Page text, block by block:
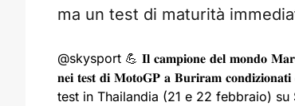
ma un test di maturità
@skysport 💪 𝐈𝐥 𝐜𝐚𝐦𝐩𝐢𝐨𝐧𝐞 𝐝𝐞𝐥 𝐦𝐨𝐧𝐝𝐨
𝐧𝐞𝐢 𝐭𝐞𝐬𝐭 𝐝𝐢 𝐌𝐨𝐭𝐨𝐆𝐏 𝐚 𝐁𝐮𝐫𝐢𝐫𝐚𝐦
test in Thailandia (21 e 22 febbraio)